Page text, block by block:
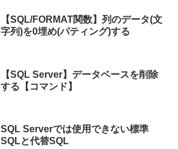
【SQL/FORMAT関数】列のデータ(文
字列)を0埋め(パティング)する
【SQL Server】データベースを削除
する【コマンド】
SQL Serverでは使用できない標準
SQLと代替SQL